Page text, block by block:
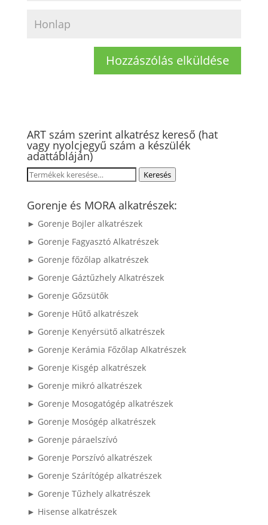
ART szám szerint alkatrész kereső (hat
vagy nyolcjegyű szám a készülék
adattábláján)
Keresés
következőre:
Keresés
Gorenje és MORA alkatrészek:
► Gorenje Bojler alkatrészek
► Gorenje Fagyasztó Alkatrészek
► Gorenje főzőlap alkatrészek
► Gorenje Gáztűzhely Alkatrészek
► Gorenje Gőzsütők
► Gorenje Hűtő alkatrészek
► Gorenje Kenyérsütő alkatrészek
► Gorenje Kerámia Főzőlap Alkatrészek
► Gorenje Kisgép alkatrészek
► Gorenje mikró alkatrészek
► Gorenje Mosogatógép alkatrészek
► Gorenje Mosógép alkatrészek
► Gorenje páraelszívó
► Gorenje Porszívó alkatrészek
► Gorenje Szárítógép alkatrészek
► Gorenje Tűzhely alkatrészek
► Hisense alkatrészek